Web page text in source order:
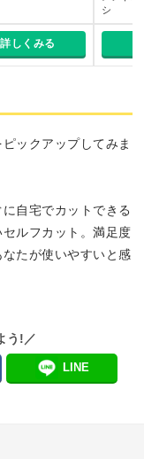
詳しくみる
シ
ックアップしてみま
自宅でカットできる
ルフカット。満足度
たが使いやすいと感
う!／
LINE